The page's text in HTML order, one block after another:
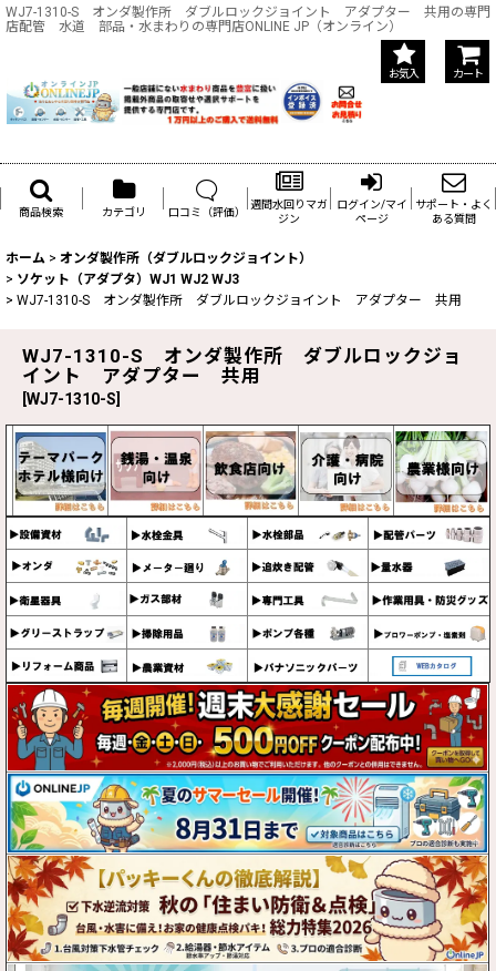
WJ7-1310-S オンダ製作所 ダブルロックジョイント アダプター 共用の専門
店配管 水道 部品・水まわりの専門店ONLINE JP（オンライン）
お気入 カート
商品検索 カテゴリ 口コミ（評価）
週間水回りマガ
ジン
ログイン/マイ
ページ
サポート・よく
ある質問
ホーム > オンダ製作所（ダブルロックジョイント）
> ソケット（アダプタ）WJ1 WJ2 WJ3
> WJ7-1310-S オンダ製作所 ダブルロックジョイント アダプター 共用
WJ7-1310-S オンダ製作所 ダブルロックジョ
イント アダプター 共用
WJ7-1310-S